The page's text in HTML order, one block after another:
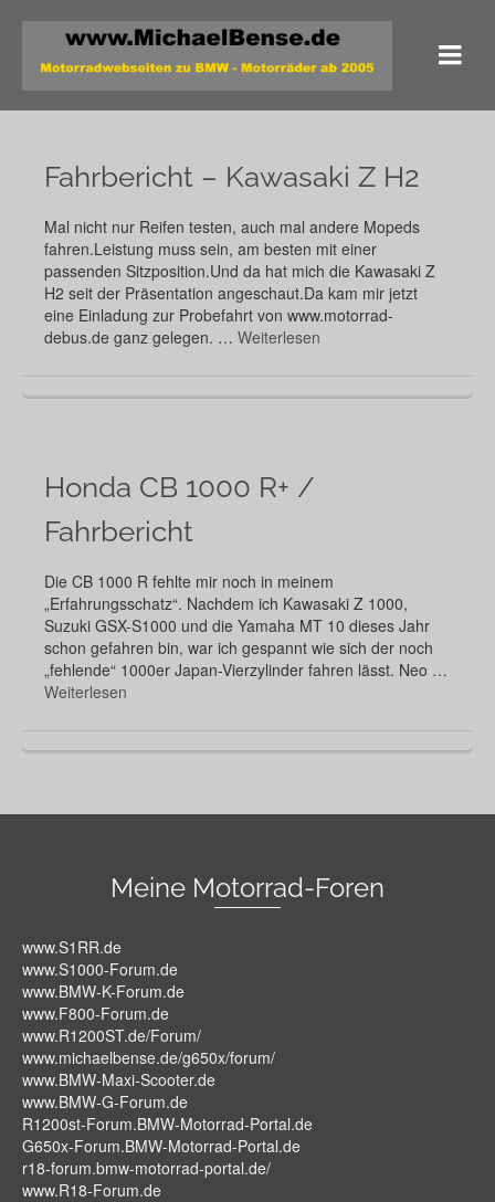
Fahrbericht – Kawasaki Z H2
Mal nicht nur Reifen testen, auch mal andere Mopeds
fahren.Leistung muss sein, am besten mit einer
passenden Sitzposition.Und da hat mich die Kawasaki Z
H2 seit der Präsentation angeschaut.Da kam mir jetzt
eine Einladung zur Probefahrt von www.motorrad-
debus.de ganz gelegen. … Weiterlesen
Honda CB 1000 R+ /
Fahrbericht
Die CB 1000 R fehlte mir noch in meinem
„Erfahrungsschatz“. Nachdem ich Kawasaki Z 1000,
Suzuki GSX-S1000 und die Yamaha MT 10 dieses Jahr
schon gefahren bin, war ich gespannt wie sich der noch
„fehlende“ 1000er Japan-Vierzylinder fahren lässt. Neo …
Weiterlesen
Meine Motorrad-Foren
www.S1RR.de
www.S1000-Forum.de
www.BMW-K-Forum.de
www.F800-Forum.de
www.R1200ST.de/Forum/
www.michaelbense.de/g650x/forum/
www.BMW-Maxi-Scooter.de
www.BMW-G-Forum.de
R1200st-Forum.BMW-Motorrad-Portal.de
G650x-Forum.BMW-Motorrad-Portal.de
r18-forum.bmw-motorrad-portal.de/
www.R18-Forum.de